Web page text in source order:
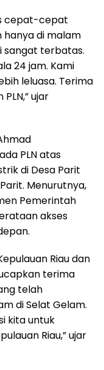
cepat-cepat
hanya di malam
sangat terbatas.
24 jam. Kami
leluasa. Terima
ujar
PLN atas
di Desa Parit
Menurutnya,
Pemerintah
akses
Riau dan
terima
telah
di Selat Gelam.
kita untuk
Riau,” ujar